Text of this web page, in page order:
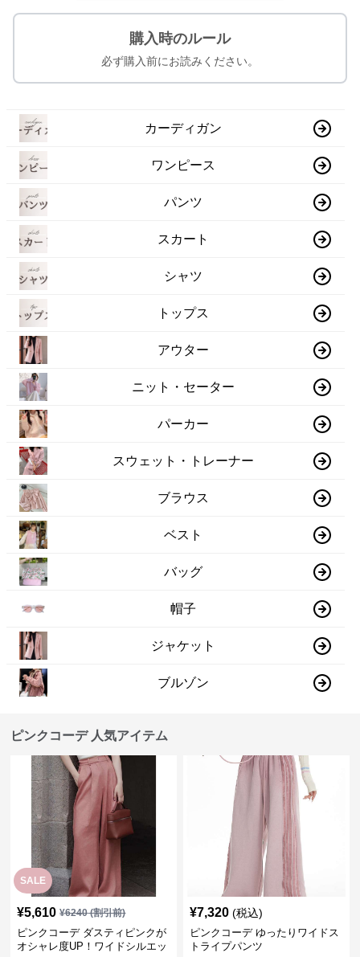
購入時のルール
必ず購入前にお読みください。
カーディガン
ワンピース
パンツ
スカート
シャツ
トップス
アウター
ニット・セーター
パーカー
スウェット・トレーナー
ブラウス
ベスト
バッグ
帽子
ジャケット
ブルゾン
ピンクコーデ 人気アイテム
SALE
¥5,610 ¥6240(割引前)
ピンクコーデ ダスティピンクが
オシャレ度UP！ワイドシルエッ
¥7,320 (税込)
ピンクコーデ ゆったりワイドス
トライプパンツ